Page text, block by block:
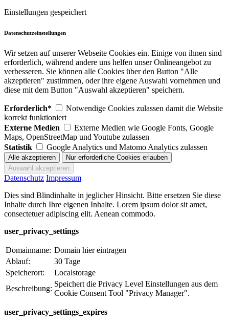
Einstellungen gespeichert
Datenschutzeinstellungen
Wir setzen auf unserer Webseite Cookies ein. Einige von ihnen sind
erforderlich, während andere uns helfen unser Onlineangebot zu
verbesseren. Sie können alle Cookies über den Button "Alle
akzeptieren" zustimmen, oder ihre eigene Auswahl vornehmen und
diese mit dem Button "Auswahl akzeptieren" speichern.
Erforderlich*
Notwendige Cookies zulassen damit die Website
korrekt funktioniert
Externe Medien
Externe Medien wie Google Fonts, Google
Maps, OpenStreetMap und Youtube zulassen
Statistik
Google Analytics und Matomo Analytics zulassen
Datenschutz Impressum
Dies sind Blindinhalte in jeglicher Hinsicht. Bitte ersetzen Sie diese
Inhalte durch Ihre eigenen Inhalte. Lorem ipsum dolor sit amet,
consectetuer adipiscing elit. Aenean commodo.
user_privacy_settings
Domainname: Domain hier eintragen
Ablauf:
30 Tage
Speicherort:
Localstorage
Beschreibung:
Speichert die Privacy Level Einstellungen aus dem
Cookie Consent Tool "Privacy Manager".
user_privacy_settings_expires